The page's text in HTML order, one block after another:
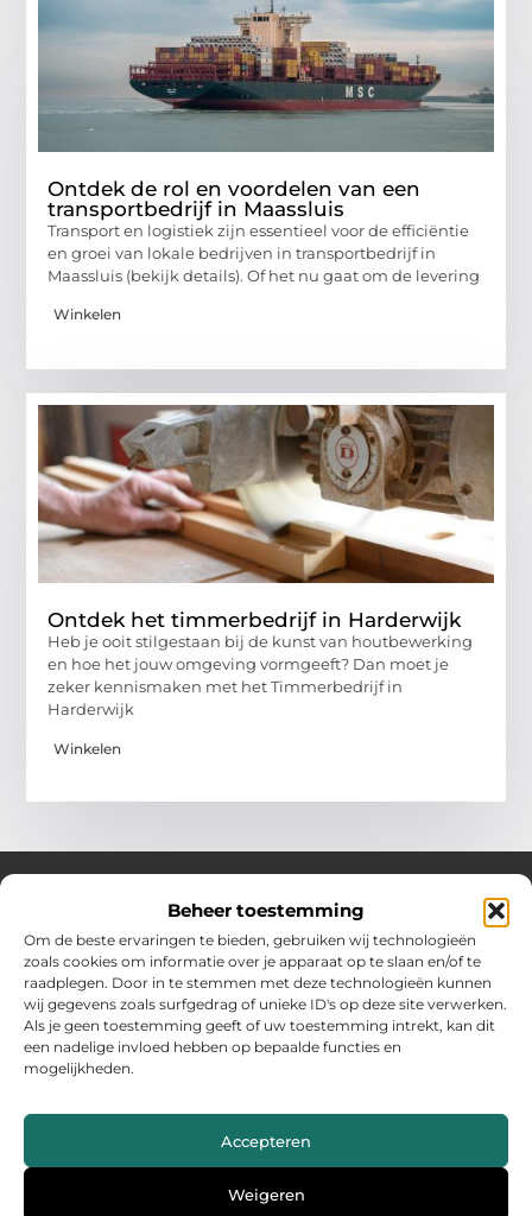
Beheer toestemming
Om de beste ervaringen te bieden, gebruiken wij technologieën
zoals cookies om informatie over je apparaat op te slaan en/of te
raadplegen. Door in te stemmen met deze technologieën kunnen
wij gegevens zoals surfgedrag of unieke ID's op deze site verwerken.
Als je geen toestemming geeft of uw toestemming intrekt, kan dit
een nadelige invloed hebben op bepaalde functies en
mogelijkheden.
Accepteren
Weigeren
Ontdek de rol en voordelen van een
transportbedrijf in Maassluis
Transport en logistiek zijn essentieel voor de efficiëntie
en groei van lokale bedrijven in transportbedrijf in
Maassluis (bekijk details). Of het nu gaat om de levering
Winkelen
Ontdek het timmerbedrijf in Harderwijk
Heb je ooit stilgestaan bij de kunst van houtbewerking
en hoe het jouw omgeving vormgeeft? Dan moet je
zeker kennismaken met het Timmerbedrijf in
Harderwijk
Winkelen
Over Hollandwinkelt
Jouw bron voor inspiratie en handige tips voor het dagelijks
leven.
Verken een gevarieerde selectie blogs en artikelen boordevol
praktische adviezen en verrassende inzichten om het beste uit
elke dag te halen.